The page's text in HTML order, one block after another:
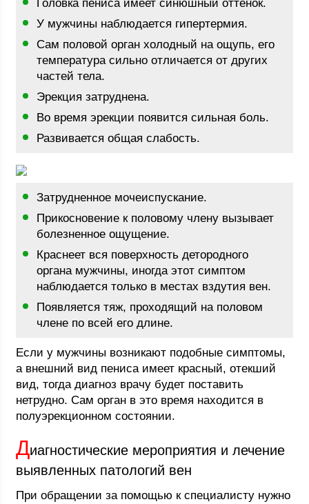
Головка пениса имеет синюшный оттенок.
У мужчины наблюдается гипертермия.
Сам половой орган холодный на ощупь, его
температура сильно отличается от других
частей тела.
Эрекция затруднена.
Во время эрекции появится сильная боль.
Развивается общая слабость.
Затрудненное мочеиспускание.
Прикосновение к половому члену вызывает
болезненное ощущение.
Краснеет вся поверхность детородного
органа мужчины, иногда этот симптом
наблюдается только в местах вздутия вен.
Появляется тяж, проходящий на половом
члене по всей его длине.
Если у мужчины возникают подобные симптомы,
а внешний вид пениса имеет красный, отекший
вид, тогда диагноз врачу будет поставить
нетрудно. Сам орган в это время находится в
полуэрекционном состоянии.
Диагностические мероприятия и лечение
выявленных патологий вен
При обращении за помощью к специалисту нужно